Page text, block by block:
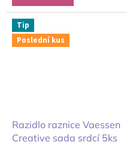
Tip
Poslední kus
Razidlo raznice Vaessen
Creative sada srdcí 5ks